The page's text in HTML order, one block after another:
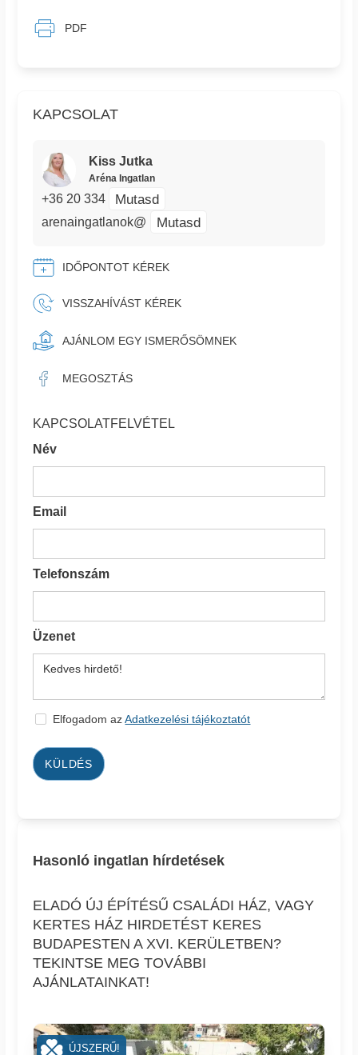
KAPCSOLAT
Kiss Jutka
Aréna Ingatlan
+36 20 334 Mutasd
arenaingatlanok@ Mutasd
IDŐPONTOT KÉREK
VISSZAHÍVÁST KÉREK
AJÁNLOM EGY ISMERŐSÖMNEK
MEGOSZTÁS
KAPCSOLATFELVÉTEL
Név
Email
Telefonszám
Üzenet
Elfogadom azAdatkezelési tájékoztatót
KÜLDÉS
PDF
Hasonló ingatlan hírdetések
ELADÓ ÚJ ÉPÍTÉSŰ CSALÁDI HÁZ, VAGY
KERTES HÁZ HIRDETÉST KERES
BUDAPESTEN A XVI. KERÜLETBEN?
TEKINTSE MEG TOVÁBBI
AJÁNLATAINKAT!
ÚJSZERŰ!